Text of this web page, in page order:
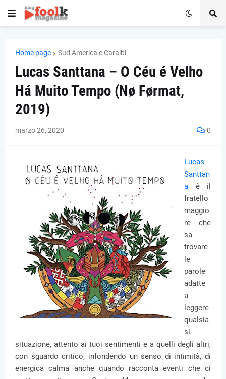
Home page Sud America e Caraibi
Lucas Santtana – O Céu é Velho
Há Muito Tempo (Nø Førmat,
2019)
marzo 26, 2020 0
Lucas
Santtan
a è il
fratello
maggio
re che
sa
trovare
le
parole
adatte
a
leggere
qualsia
si
situazione, attento ai tuoi sentimenti e a quelli degli altri,
con sguardo critico, infondendo un senso di intimità, di
energica calma anche quando racconta eventi che ci